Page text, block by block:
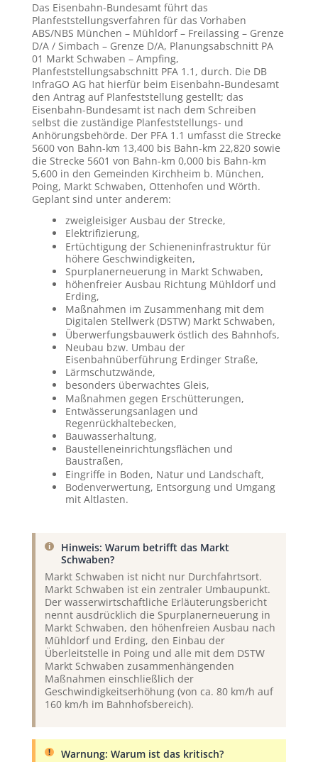
Das Eisenbahn-Bundesamt führt das
Planfeststellungsverfahren für das Vorhaben
ABS/NBS München – Mühldorf – Freilassing – Grenze
D/A / Simbach – Grenze D/A, Planungsabschnitt PA
01 Markt Schwaben – Ampfing,
Planfeststellungsabschnitt PFA 1.1, durch. Die DB
InfraGO AG hat hierfür beim Eisenbahn-Bundesamt
den Antrag auf Planfeststellung gestellt; das
Eisenbahn-Bundesamt ist nach dem Schreiben
selbst die zuständige Planfeststellungs- und
Anhörungsbehörde. Der PFA 1.1 umfasst die Strecke
5600 von Bahn-km 13,400 bis Bahn-km 22,820 sowie
die Strecke 5601 von Bahn-km 0,000 bis Bahn-km
5,600 in den Gemeinden Kirchheim b. München,
Poing, Markt Schwaben, Ottenhofen und Wörth.
Geplant sind unter anderem:
zweigleisiger Ausbau der Strecke,
Elektrifizierung,
Ertüchtigung der Schieneninfrastruktur für
höhere Geschwindigkeiten,
Spurplanerneuerung in Markt Schwaben,
höhenfreier Ausbau Richtung Mühldorf und
Erding,
Maßnahmen im Zusammenhang mit dem
Digitalen Stellwerk (DSTW) Markt Schwaben,
Überwerfungsbauwerk östlich des Bahnhofs,
Neubau bzw. Umbau der
Eisenbahnüberführung Erdinger Straße,
Lärmschutzwände,
besonders überwachtes Gleis,
Maßnahmen gegen Erschütterungen,
Entwässerungsanlagen und
Regenrückhaltebecken,
Bauwasserhaltung,
Baustelleneinrichtungsflächen und
Baustraßen,
Eingriffe in Boden, Natur und Landschaft,
Bodenverwertung, Entsorgung und Umgang
mit Altlasten.
Hinweis: Warum betrifft das Markt
Schwaben?
Markt Schwaben ist nicht nur Durchfahrtsort.
Markt Schwaben ist ein zentraler Umbaupunkt.
Der wasserwirtschaftliche Erläuterungsbericht
nennt ausdrücklich die Spurplanerneuerung in
Markt Schwaben, den höhenfreien Ausbau nach
Mühldorf und Erding, den Einbau der
Überleitstelle in Poing und alle mit dem DSTW
Markt Schwaben zusammenhängenden
Maßnahmen einschließlich der
Geschwindigkeitserhöhung (von ca. 80 km/h auf
160 km/h im Bahnhofsbereich).
Warnung: Warum ist das kritisch?